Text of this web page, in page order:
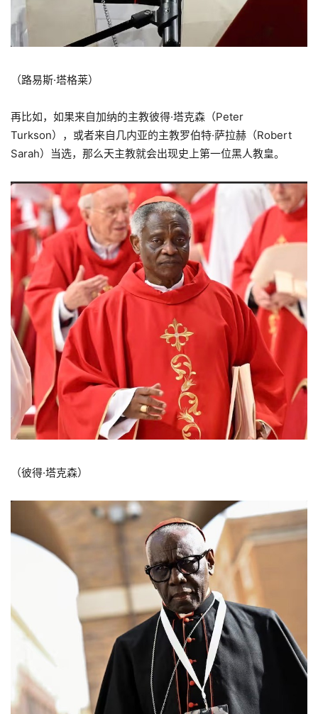
（路易斯·塔格莱）
再比如，如果来自加纳的主教彼得·塔克森（Peter
Turkson），或者来自几内亚的主教罗伯特·萨拉赫（Robert
Sarah）当选，那么天主教就会出现史上第一位黑人教皇。
（彼得·塔克森）